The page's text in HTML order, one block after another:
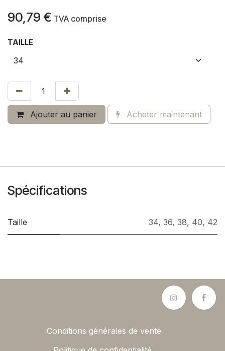
90,79 € TVA comprise
TAILLE
Ajouter au panier Acheter maintenant
Spécifications
Taille 34, 36, 38, 40, 42
Conditions générales de vente